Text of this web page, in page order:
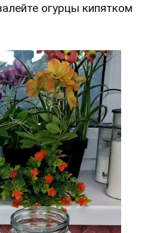
огурцы кипятком